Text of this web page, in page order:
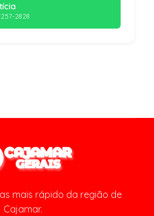
2828
mais rápido da região de
Cajamar.